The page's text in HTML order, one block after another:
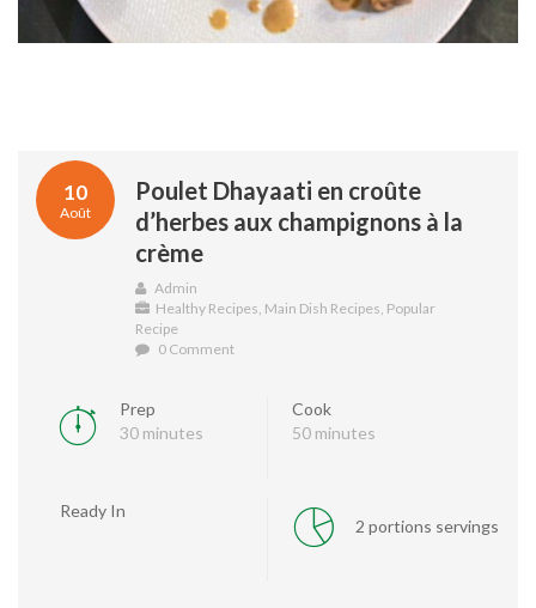
10
Août
Poulet Dhayaati en croûte
d’herbes aux champignons à la
crème
Admin
Healthy Recipes, Main Dish Recipes, Popular
Recipe
0 Comment
Prep
30 minutes
Cook
50 minutes
Ready In
2 portions servings